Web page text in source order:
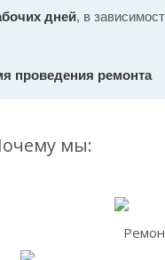
дней, в
проведения ремонта
мы: